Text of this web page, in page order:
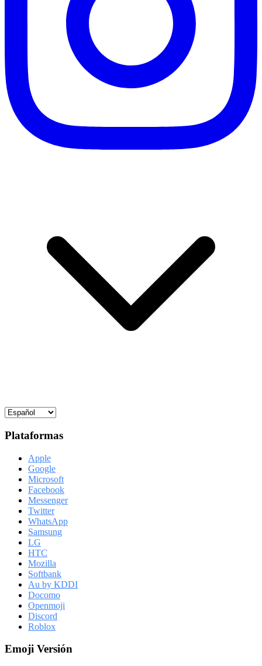
Plataformas
Apple
Google
Microsoft
Facebook
Messenger
Twitter
WhatsApp
Samsung
LG
HTC
Mozilla
Softbank
Au by KDDI
Docomo
Openmoji
Discord
Roblox
Emoji Versión